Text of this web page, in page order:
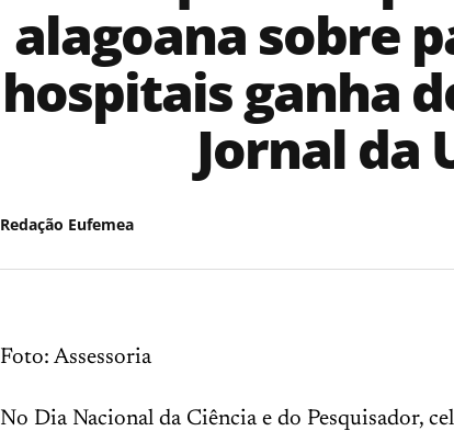
alagoana sobre
hospitais ganha
Jornal da
Redação Eufemea
Foto: Assessoria
No Dia Nacional da Ciência e do Pesquisador,